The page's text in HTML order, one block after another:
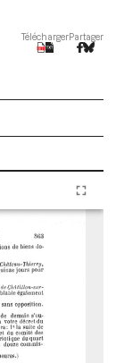
TéléchargerPartager